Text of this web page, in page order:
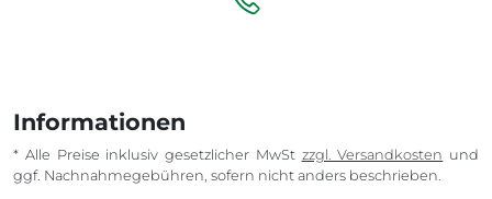
Informationen
* Alle Preise inklusiv gesetzlicher MwSt zzgl. Versandkosten und
ggf. Nachnahmegebühren, sofern nicht anders beschrieben.